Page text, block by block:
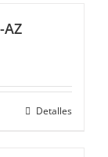
Detalles